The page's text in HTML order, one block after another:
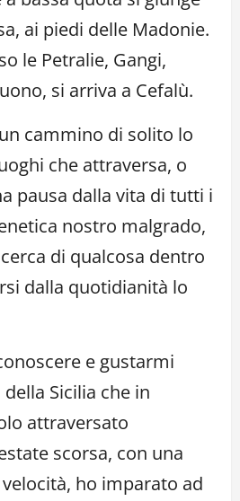
ai piedi delle Madonie.
le Petralie, Gangi,
si arriva a Cefalù.
cammino di solito lo
che attraversa, o
pausa dalla vita di tutti i
nostro malgrado,
di qualcosa dentro
dalla quotidianità lo
e gustarmi
Sicilia che in
attraversato
scorsa, con una
ho imparato ad